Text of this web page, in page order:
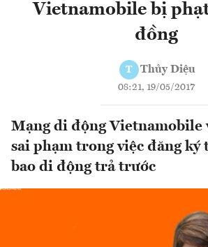
Vietnamobile bị
đồng
T Thủy Diệu
08:21, 19/05/2017
Mạng di động Vietnamobile
sai phạm trong việc đăng
bao di động trả trước